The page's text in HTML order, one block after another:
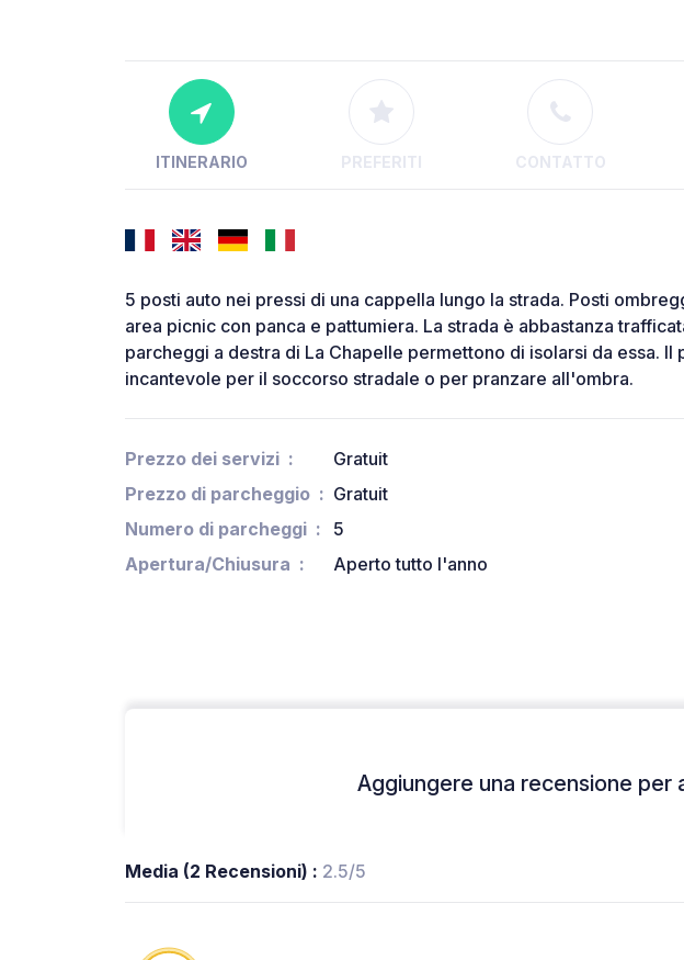
ITINERARIO PREFERITI CONTATTO
5 posti auto nei pressi di una cappella lungo la strada. Posti
area picnic con panca e pattumiera. La strada è abbastanza
parcheggi a destra di La Chapelle permettono di isolarsi da essa. Il
incantevole per il soccorso stradale o per pranzare all'ombra.
Prezzo dei servizi
Gratuit
Prezzo di parcheggio
Gratuit
Numero di parcheggi
5
Apertura/Chiusura
Aperto tutto l'anno
Aggiungere una recensione per
Media (2 Recensioni) : 2.5/5